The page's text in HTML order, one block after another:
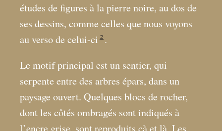
études de figures à la pierre noire, au dos de
ses dessins, comme celles que nous voyons
au verso de celui-ci 2 .
Le motif principal est un sentier, qui
serpente entre des arbres épars, dans un
paysage ouvert. Quelques blocs de rocher,
dont les côtés ombragés sont indiqués à